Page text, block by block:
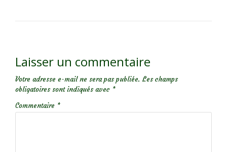
Laisser un commentaire
Votre adresse e-mail ne sera pas publiée. Les champs
obligatoires sont indiqués avec *
Commentaire *